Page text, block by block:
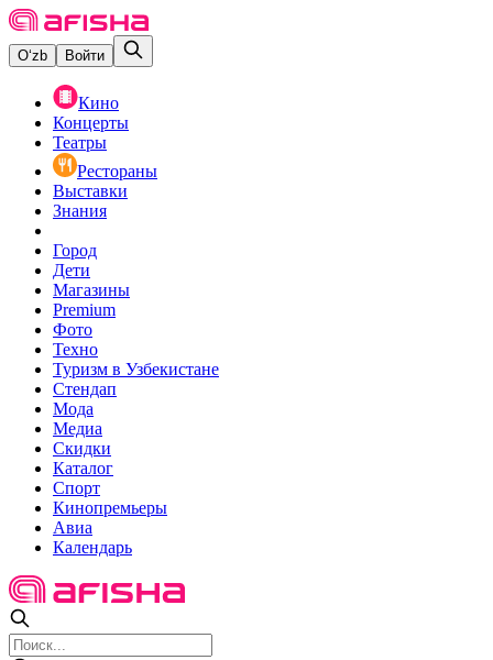
O‘zb Войти
Кино
Концерты
Театры
Рестораны
Выставки
Знания
Город
Дети
Магазины
Premium
Фото
Техно
Туризм в Узбекистане
Стендап
Мода
Медиа
Скидки
Каталог
Спорт
Кинопремьеры
Авиа
Календарь